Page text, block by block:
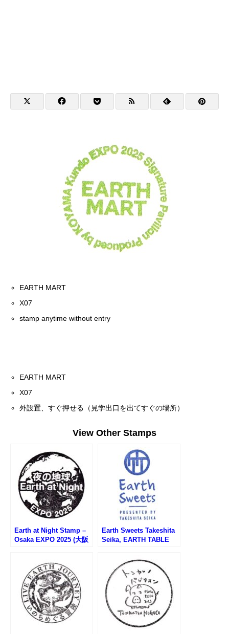
EARTH MART
X07
stamp anytime without entry
EARTH MART
X07
外設置、すぐ押せる（見学出口を出てすぐの場所）
View Other Stamps
Earth at Night Stamp –
Osaka EXPO 2025 (大阪
Earth Sweets Takeshita
Seika, EARTH TABLE
2025 (大阪万博・アース
テーブル竹下製菓のスタ
ンプ)